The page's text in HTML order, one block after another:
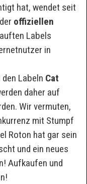
hat, wendet seit
der offiziellen
Labels
in
Labeln Cat
daher auf
Wir vermuten,
mit Stumpf
Roton hat gar sein
und ein neues
Aufkaufen und